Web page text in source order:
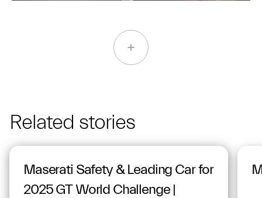
Related stories
Maserati Safety & Leading Car for
2025 GT World Challenge |